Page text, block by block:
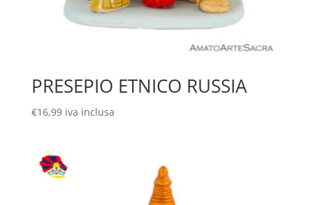
PRESEPIO ETNICO RUSSIA
€16,99 iva inclusa